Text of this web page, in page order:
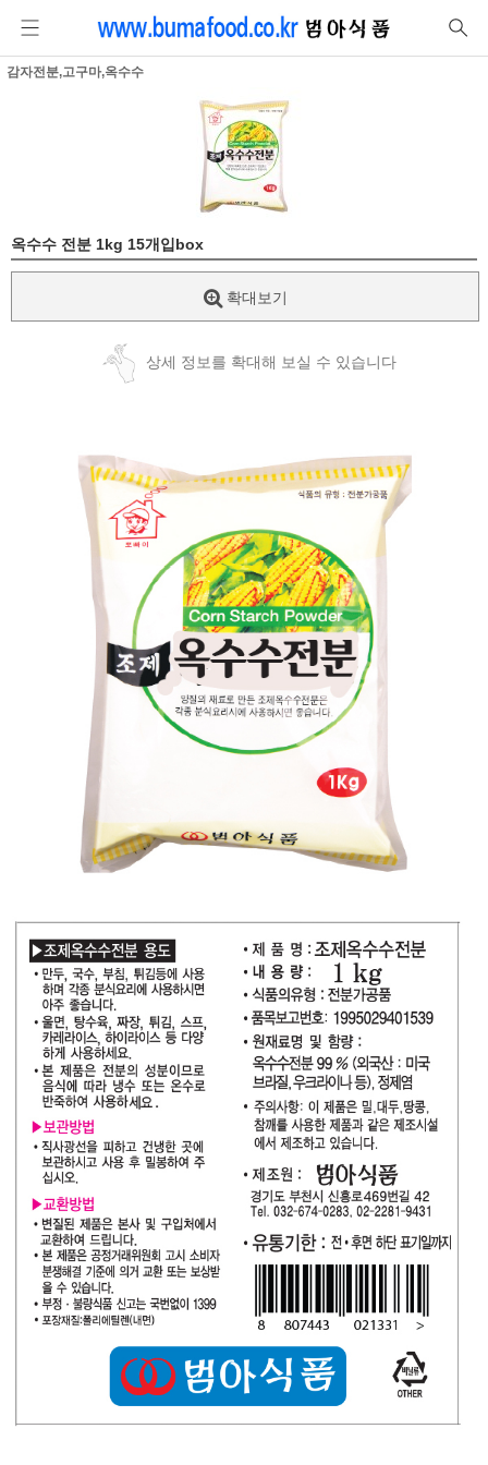
감자전분,고구마,옥수수
옥수수 전분 1kg 15개입box
확대보기
상세 정보를 확대해 보실 수 있습니다